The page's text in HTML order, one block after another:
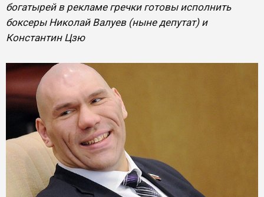
богатырей в рекламе гречки готовы исполнить
боксеры Николай Валуев (ныне депутат) и
Константин Цзю